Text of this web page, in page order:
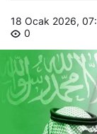
18 Ocak 2026,
0